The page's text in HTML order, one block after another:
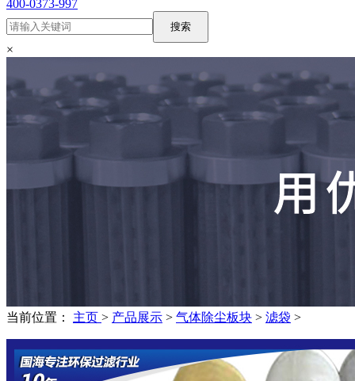
400-0373-997
搜索
×
当前位置： 主页 > 产品展示 > 气体除尘板块 > 滤袋 >